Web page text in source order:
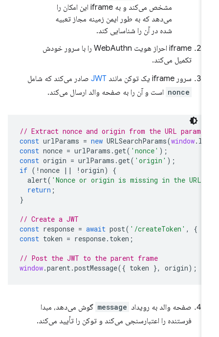
مشخص می‌کند و به iframe این امکان را
می‌دهد که به طور ایمن زمینه مجاز تعبیه
شده در آن را شناسایی کند.
iframe احراز هویت WebAuthn را با سرور خودش
تکمیل می‌کند.
سرور iframe یک توکن مانند
JWTصادر می‌کند که شامل
nonce است و آن را به صفحه والد ارسال می‌کند.
// Extract nonce and origin from the URL params
const urlParams = new URLSearchParams(window
const nonce = urlParams.get('nonce'
const origin = urlParams.get('origin'
if (!nonce || !origin
alert('Nonce or origin is missing in the URL'
return
// Create a JWT
const response = await post('/createToken'
const token = response.token
// Post the JWT to the parent frame
window.parent.postMessage ({ token }, origin
صفحه والد به رویداد message گوش می‌دهد، مبدا
فرستنده را اعتبارسنجی می‌کند و توکن را تأیید می‌کند.